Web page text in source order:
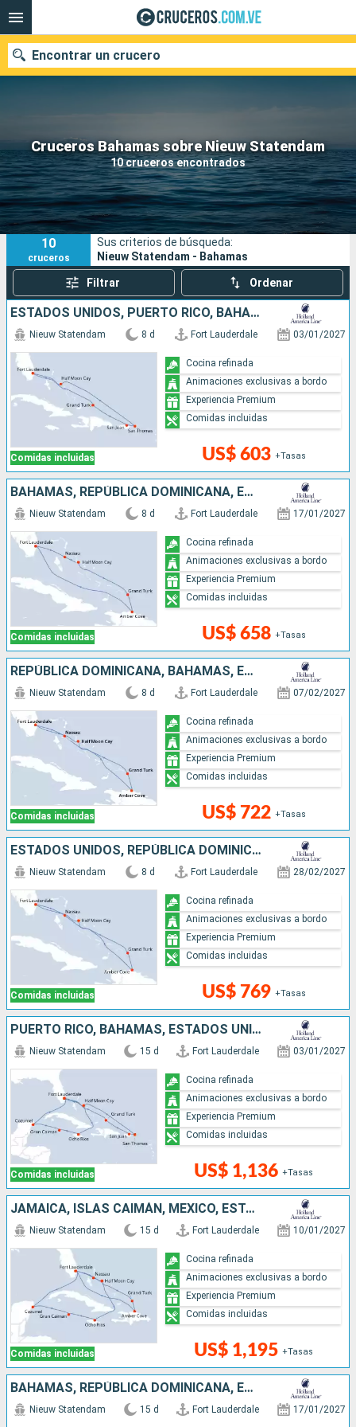
Cruceros Bahamas sobre Nieuw Statendam
10 cruceros encontrados
Encontrar un crucero
Nuestros destinos
Fecha de salida
Puertos Compañías
Buscar
10
cruceros
Sus criterios de búsqueda:
Nieuw Statendam - Bahamas
Filtrar Ordenar
ESTADOS UNIDOS, PUERTO RICO, BAHAMAS
Comidas incluidas
Nieuw Statendam 8 d Fort Lauderdale 03/01/2027
US$ 603 +Tasas
Cocina refinada
Animaciones exclusivas a bordo
Experiencia Premium
Comidas incluidas
BAHAMAS, REPÚBLICA DOMINICANA, ESTADOS UNIDOS
Comidas incluidas
Nieuw Statendam 8 d Fort Lauderdale 17/01/2027
US$ 658 +Tasas
Cocina refinada
Animaciones exclusivas a bordo
Experiencia Premium
Comidas incluidas
REPÚBLICA DOMINICANA, BAHAMAS, ESTADOS UNIDOS
Comidas incluidas
Nieuw Statendam 8 d Fort Lauderdale 07/02/2027
US$ 722 +Tasas
Cocina refinada
Animaciones exclusivas a bordo
Experiencia Premium
Comidas incluidas
ESTADOS UNIDOS, REPÚBLICA DOMINICANA, BAHAMAS
Comidas incluidas
Nieuw Statendam 8 d Fort Lauderdale 28/02/2027
US$ 769 +Tasas
Cocina refinada
Animaciones exclusivas a bordo
Experiencia Premium
Comidas incluidas
PUERTO RICO, BAHAMAS, ESTADOS UNIDOS, JAMAICA, ISLAS CAIMÁN, MÉXICO
Comidas incluidas
Nieuw Statendam 15 d Fort Lauderdale 03/01/2027
US$ 1,136 +Tasas
Cocina refinada
Animaciones exclusivas a bordo
Experiencia Premium
Comidas incluidas
JAMAICA, ISLAS CAIMÁN, MÉXICO, ESTADOS UNIDOS, BAHAMAS, REPÚBLICA DOMINICANA
Comidas incluidas
Nieuw Statendam 15 d Fort Lauderdale 10/01/2027
US$ 1,195 +Tasas
Cocina refinada
Animaciones exclusivas a bordo
Experiencia Premium
Comidas incluidas
BAHAMAS, REPÚBLICA DOMINICANA, ESTADOS UNIDOS, PUERTO RICO
Nieuw Statendam 15 d Fort Lauderdale 17/01/2027